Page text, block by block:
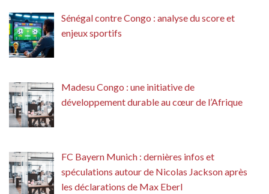
Sénégal contre Congo : analyse du score et
enjeux sportifs
Madesu Congo : une initiative de
développement durable au cœur de l’Afrique
FC Bayern Munich : dernières infos et
spéculations autour de Nicolas Jackson après
les déclarations de Max Eberl